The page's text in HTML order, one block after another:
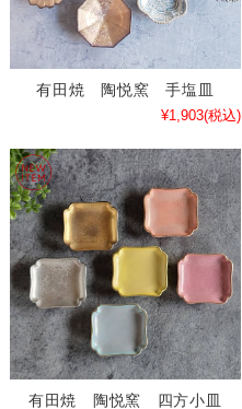
有田焼 陶悦窯 手塩皿
¥1,903(税込)
有田焼 陶悦窯 四方小皿